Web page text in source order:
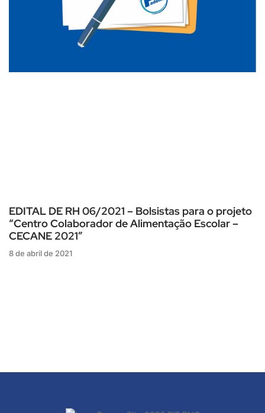
EDITAL DE RH 06/2021 – Bolsistas para o projeto
“Centro Colaborador de Alimentação Escolar –
CECANE 2021”
8 de abril de 2021